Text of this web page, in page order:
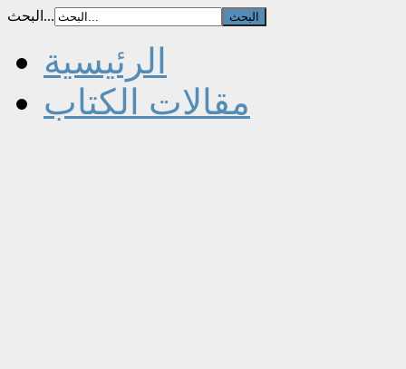
البحث...
الرئيسية
مقالات الكتاب